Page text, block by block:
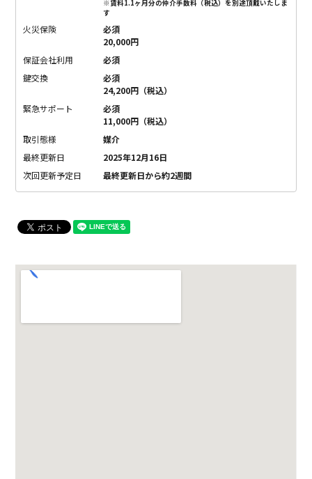
※賃料1.1ヶ月分の仲介手数料（税込）を別途頂戴いたしま
す
火災保険
必須
20,000円
保証会社利用
必須
鍵交換
必須
24,200円（税込）
緊急サポート
必須
11,000円（税込）
取引態様
媒介
最終更新日
2025年12月16日
次回更新予定日
最終更新日から約2週間